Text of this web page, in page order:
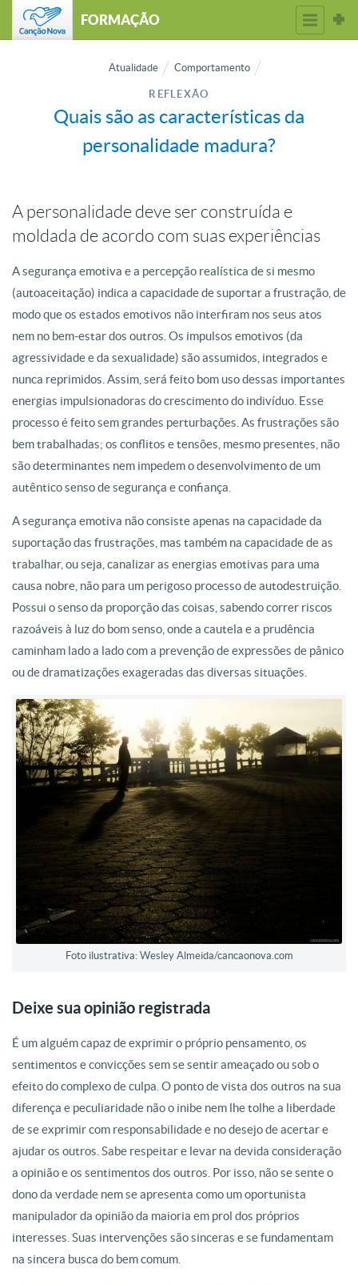
FORMAÇÃO
Atualidade Comportamento
REFLEXÃO
Quais são as características da
personalidade madura?
A personalidade deve ser construída e
moldada de acordo com suas experiências
A segurança emotiva e a percepção realística de si mesmo
(autoaceitação) indica a capacidade de suportar a frustração, de
modo que os estados emotivos não interfiram nos seus atos
nem no bem-estar dos outros. Os impulsos emotivos (da
agressividade e da sexualidade) são assumidos, integrados e
nunca reprimidos. Assim, será feito bom uso dessas importantes
energias impulsionadoras do crescimento do indivíduo. Esse
processo é feito sem grandes perturbações. As frustrações são
bem trabalhadas; os conflitos e tensões, mesmo presentes, não
são determinantes nem impedem o desenvolvimento de um
autêntico senso de segurança e confiança.
A segurança emotiva não consiste apenas na capacidade da
suportação das frustrações, mas também na capacidade de as
trabalhar, ou seja, canalizar as energias emotivas para uma
causa nobre, não para um perigoso processo de autodestruição.
Possui o senso da proporção das coisas, sabendo correr riscos
razoáveis à luz do bom senso, onde a cautela e a prudência
caminham lado a lado com a prevenção de expressões de pânico
ou de dramatizações exageradas das diversas situações.
Foto ilustrativa: Wesley Almeida/cancaonova.com
Deixe sua opinião registrada
É um alguém capaz de exprimir o próprio pensamento, os
sentimentos e convicções sem se sentir ameaçado ou sob o
efeito do complexo de culpa. O ponto de vista dos outros na sua
diferença e peculiaridade não o inibe nem lhe tolhe a liberdade
de se exprimir com responsabilidade e no desejo de acertar e
ajudar os outros. Sabe respeitar e levar na devida consideração
a opinião e os sentimentos dos outros. Por isso, não se sente o
dono da verdade nem se apresenta como um oportunista
manipulador da opinião da maioria em prol dos próprios
interesses. Suas intervenções são sinceras e se fundamentam
na sincera busca do bem comum.